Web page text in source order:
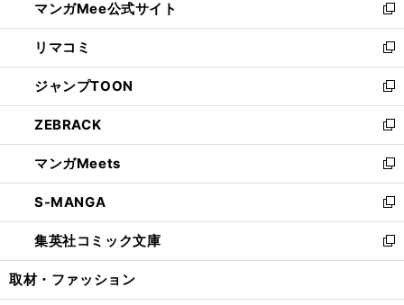
く
ド
ウ
で
開
く
ィ
ン
ド
ウ
で
開
く
い
ウ
ィ
ン
ド
ウ
で
開
く
マンガMee公式サイト
新
し
い
ウ
ィ
ン
ド
ウ
で
開
く
リマコミ
新
し
い
ウ
ィ
ン
ド
ウ
で
開
く
ジャンプTOON
新
し
い
ウ
ィ
ン
ド
ウ
で
開
ZEBRACK
新
し
い
ウ
ィ
ン
ド
ウ
開
マンガMeets
新
し
い
ウ
ィ
ン
ウ
S-MANGA
新
し
い
ウ
ン
集英社コミック文庫
新
し
ウ
取材・ファッション